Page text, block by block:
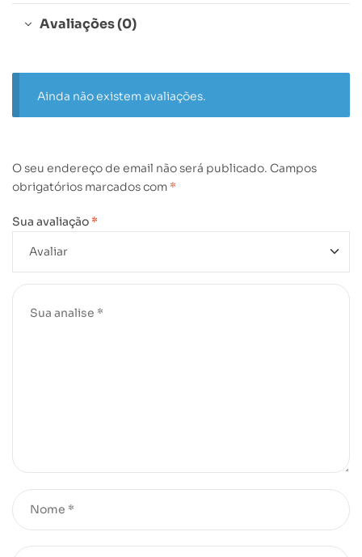
Avaliações (0)
Ainda não existem avaliações.
O seu endereço de email não será publicado. Campos
obrigatórios marcados com *
Sua avaliação *